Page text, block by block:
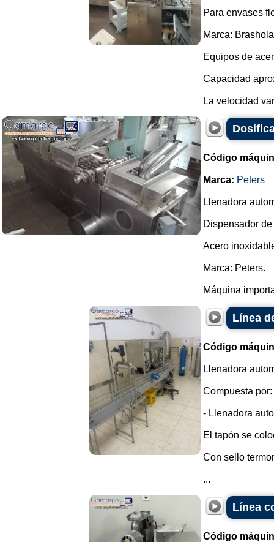
Para envases
Marca:
Equipos de
Capacidad
La velocidad
Código
Marca: Peters
Llenadora
Dispensador
Acero
Marca: Peters.
Máquina
Línea
Código
Llenadora
Compuesta por:
- Llenadora
El tapón se
Con sello
...
Línea
Código